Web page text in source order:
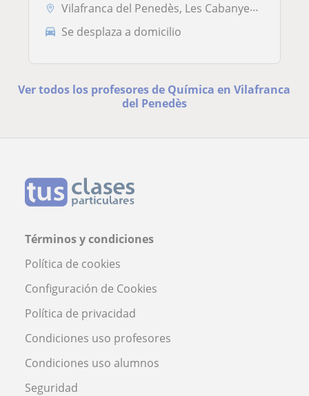
Vilafranca del Penedès, Les Cabanyes, Olèrdola, Pacs del Penedès
Se desplaza a domicilio
Ver todos los profesores de Química en Vilafranca
del Penedès
Términos y condiciones
Política de cookies
Configuración de Cookies
Política de privacidad
Condiciones uso profesores
Condiciones uso alumnos
Seguridad